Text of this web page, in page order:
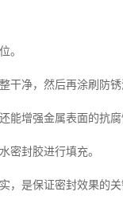
。
干净，然后再涂刷防锈
能增强金属表面的抗腐
密封胶进行填充。
，是保证密封效果的关